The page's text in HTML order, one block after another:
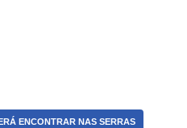
ENCONTRAR NAS SERRAS